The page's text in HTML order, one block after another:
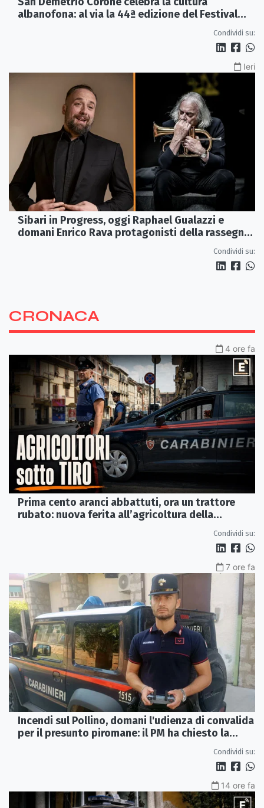
albanofona: al via la 44ª edizione del Festival
Condividi su:
Ieri
Sibari in Progress, oggi Raphael Gualazzi e
domani Enrico Rava protagonisti della rassegna
Condividi su:
CRONACA
4 ore fa
Prima cento aranci abbattuti, ora un trattore
rubato: nuova ferita all’agricoltura della
Condividi su:
7 ore fa
Incendi sul Pollino, domani l'udienza di convalida
per il presunto piromane: il PM ha chiesto la
Condividi su:
14 ore fa